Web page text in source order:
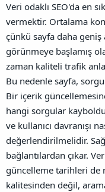
Veri odaklı SEO'da en
vermektir. Ortalama
çünkü sayfa daha
görünmeye başlamış
zaman kaliteli trafik
Bu nedenle sayfa, sorgu
Bir içerik
hangi sorgular
ve kullanıcı davranışı
değerlendirilmelidir.
bağlantılardan çıkar.
güncelleme tarihleri de
kalitesinden değil,